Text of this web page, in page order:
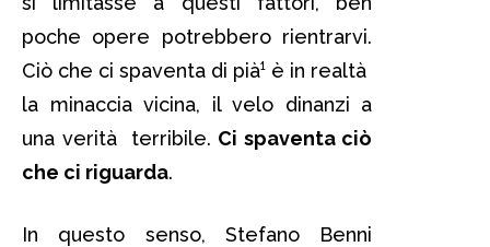
poche opere potrebbero rientrarvi.
Ciò che ci spaventa di pià¹ è in realtà
la minaccia vicina, il velo dinanzi a
una verità terribile. Ci spaventa ciò
che ci riguarda.
In questo senso, Stefano Benni